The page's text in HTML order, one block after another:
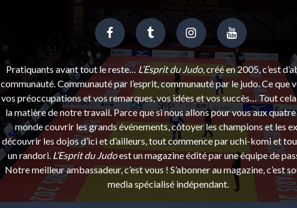
Pratiquants avant tout le reste… L’Esprit du Judo, créé en 2005, c’est
communauté. Communauté par l’esprit, communauté par le judo. Ce que
vos préoccupations et vos remarques, vos idées et vos succès… Tout
la matière de notre travail. Parce que si nous allons pour vous aux
monde couvrir les grands événements, côtoyer les champions et les
découvrir les dojos d’ici et d’ailleurs, tout commence par uchi-komi et
un randori. L’Esprit du Judoest un magazine édité par une équipe de
Notre meilleur ambassadeur, c’est vous ! S’abonner au magazine, c’est
media spécialisé indépendant.